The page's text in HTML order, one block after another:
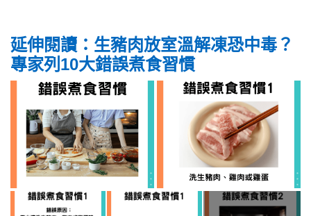
延伸閱讀： 生豬肉放室溫解凍恐中毒？
專家列10大錯誤煮食習慣